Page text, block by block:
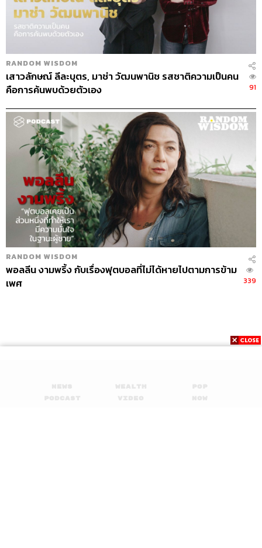
TAGS: ซูเปอร์สตาร์
The Face All Stars
Random Wisdom
154
ABOUT THE HOST
THE STANDARD PODCAST
RANDOM WISDOM
เสาวลักษณ์ ลีละบุตร, มาช่า วัฒนพานิช รสชาติความเป็นคน
คือการค้นพบด้วยตัวเอง
91
RANDOM WISDOM
พอลลีน งามพริ้ง กับเรื่องฟุตบอลที่ไม่ได้หายไปตามการข้าม
เพศ
339